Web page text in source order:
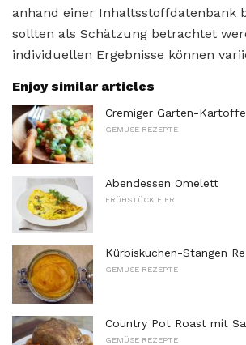
anhand einer Inhaltsstoffdatenbank
sollten als Schätzung betrachtet
individuellen Ergebnisse können
Enjoy similar articles
Cremiger Garten-
GEMÜSE REZEPTE
Abendessen Omelett
FRÜHSTÜCK EIER
Kürbiskuchen-Stangen
GEMÜSE REZEPTE
Country Pot Roast mit
GEMÜSE REZEPTE